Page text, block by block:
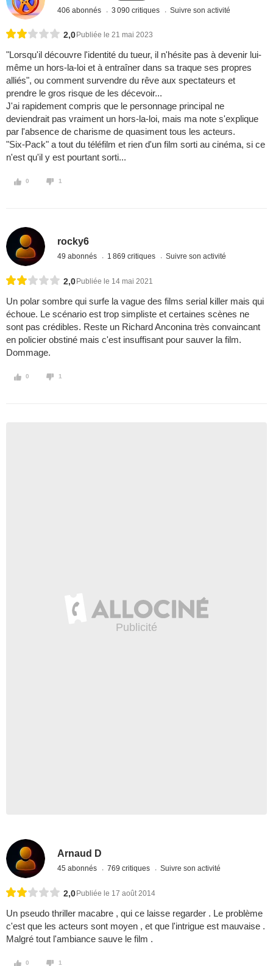
406 abonnés 3 090 critiques Suivre son activité
2,0 Publiée le 21 mai 2023
"Lorsqu'il découvre l'identité du tueur, il n'hésite pas à devenir lui-
même un hors-la-loi et à entraîner dans sa traque ses propres
alliés", ou comment survendre du rêve aux spectateurs et
prendre le gros risque de les décevoir...
J'ai rapidement compris que le personnage principal ne
deviendrait pas vraiment un hors-la-loi, mais ma note s'explique
par l'absence de charisme de quasiment tous les acteurs.
"Six-Pack" a tout du téléfilm et rien d'un film sorti au cinéma, si ce
n'est qu'il y est pourtant sorti...
0 1
rocky6
49 abonnés 1 869 critiques Suivre son activité
2,0 Publiée le 14 mai 2021
Un polar sombre qui surfe la vague des films serial killer mais qui
échoue. Le scénario est trop simpliste et certaines scènes ne
sont pas crédibles. Reste un Richard Anconina très convaincant
en policier obstiné mais c'est insuffisant pour sauver la film.
Dommage.
0 1
Arnaud D
45 abonnés 769 critiques Suivre son activité
2,0 Publiée le 17 août 2014
Un pseudo thriller macabre , qui ce laisse regarder . Le problème
c'est que les acteurs sont moyen , et que l'intrigue est mauvaise .
Malgré tout l'ambiance sauve le film .
0 1